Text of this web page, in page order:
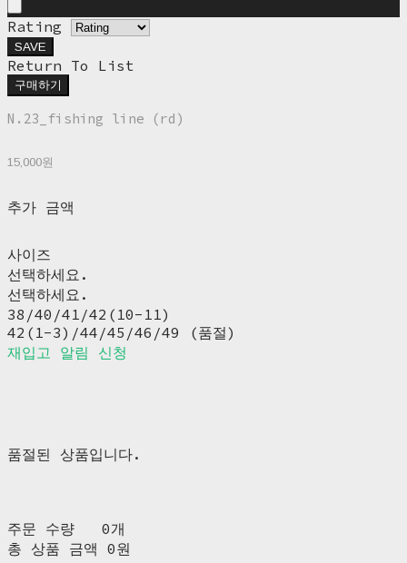
Rating
SAVE
Return To List
구매하기
N.23_fishing line (rd)
15,000원
추가 금액
사이즈
선택하세요.
선택하세요.
38/40/41/42(10-11)
42(1-3)/44/45/46/49 (품절)
재입고 알림 신청
품절된 상품입니다.
주문 수량
0개
총 상품 금액 0원